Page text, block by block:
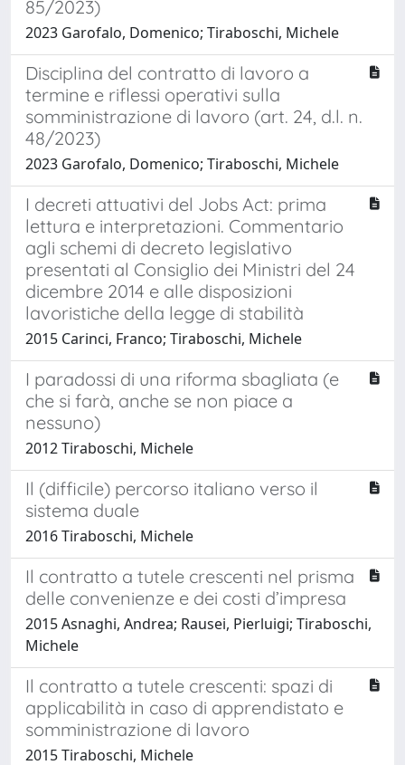
85/2023)
2023 Garofalo, Domenico; Tiraboschi, Michele
Disciplina del contratto di lavoro a
termine e riflessi operativi sulla
somministrazione di lavoro (art. 24, d.l. n.
48/2023)
2023 Garofalo, Domenico; Tiraboschi, Michele
I decreti attuativi del Jobs Act: prima
lettura e interpretazioni. Commentario
agli schemi di decreto legislativo
presentati al Consiglio dei Ministri del 24
dicembre 2014 e alle disposizioni
lavoristiche della legge di stabilità
2015 Carinci, Franco; Tiraboschi, Michele
I paradossi di una riforma sbagliata (e
che si farà, anche se non piace a
nessuno)
2012 Tiraboschi, Michele
Il (difficile) percorso italiano verso il
sistema duale
2016 Tiraboschi, Michele
Il contratto a tutele crescenti nel prisma
delle convenienze e dei costi d’impresa
2015 Asnaghi, Andrea; Rausei, Pierluigi; Tiraboschi,
Michele
Il contratto a tutele crescenti: spazi di
applicabilità in caso di apprendistato e
somministrazione di lavoro
2015 Tiraboschi, Michele